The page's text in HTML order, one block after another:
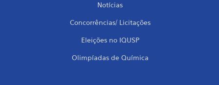
Notícias
Concorrências/ Licitações
Eleições no IQUSP
Olimpíadas de Química